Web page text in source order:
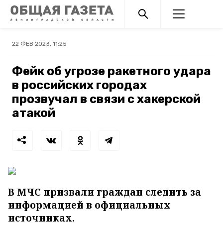
22 ФЕВ 2023, 11:25
Фейк об угрозе ракетного удара
в российских городах
прозвучал в связи с хакерской
атакой
В МЧС призвали граждан следить за
информацией в официальных
источниках.